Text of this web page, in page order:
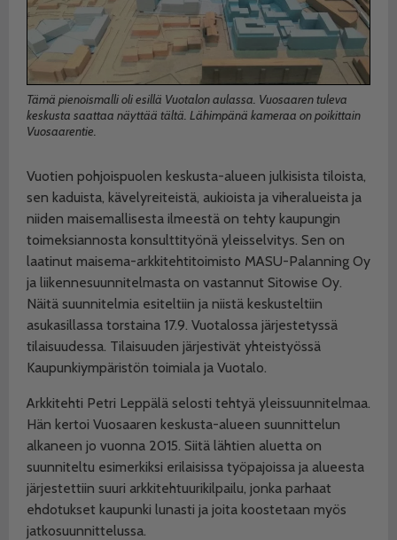
Tämä pienoismalli oli esillä Vuotalon aulassa. Vuosaaren tuleva
keskusta saattaa näyttää tältä. Lähimpänä kameraa on poikittain
Vuosaarentie.
Vuotien pohjoispuolen keskusta-alueen julkisista tiloista,
sen kaduista, kävelyreiteistä, aukioista ja viheralueista ja
niiden maisemallisesta ilmeestä on tehty kaupungin
toimeksiannosta konsulttityönä yleisselvitys. Sen on
laatinut maisema-arkkitehtitoimisto MASU-Palanning Oy
ja liikennesuunnitelmasta on vastannut Sitowise Oy.
Näitä suunnitelmia esiteltiin ja niistä keskusteltiin
asukasillassa torstaina 17.9. Vuotalossa järjestetyssä
tilaisuudessa. Tilaisuuden järjestivät yhteistyössä
Kaupunkiympäristön toimiala ja Vuotalo.
Arkkitehti Petri Leppälä selosti tehtyä yleissuunnitelmaa.
Hän kertoi Vuosaaren keskusta-alueen suunnittelun
alkaneen jo vuonna 2015. Siitä lähtien aluetta on
suunniteltu esimerkiksi erilaisissa työpajoissa ja alueesta
järjestettiin suuri arkkitehtuurikilpailu, jonka parhaat
ehdotukset kaupunki lunasti ja joita koostetaan myös
jatkosuunnittelussa.